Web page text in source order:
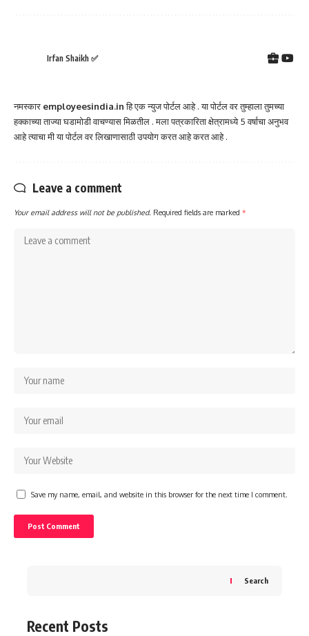
Irfan Shaikh ✅
नमस्कार employeesindia.inहि एक न्युज पोर्टल आहे . या पोर्टल वर तुम्हाला तुमच्या
हक्काच्या ताज्या घडामोडी वाचण्यास मिळतील . मला पत्रकारिता क्षेत्रामध्ये 5 वर्षाचा अनुभव
आहे त्याचा मी या पोर्टल वर लिखाणासाठी उपयोग करत आहे करत आहे .
Leave a comment
Your email address will not be published. Required fields are marked *
Save my name, email, and website in this browser for the next time I comment.
Search
Recent Posts